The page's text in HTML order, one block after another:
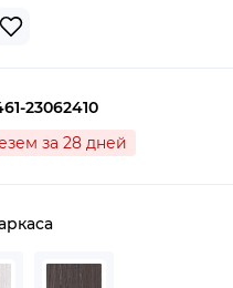
23062410
за 28 дней